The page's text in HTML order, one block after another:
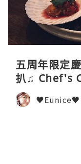
五周年限定
扒♫ Chef's
♥Eunice♥